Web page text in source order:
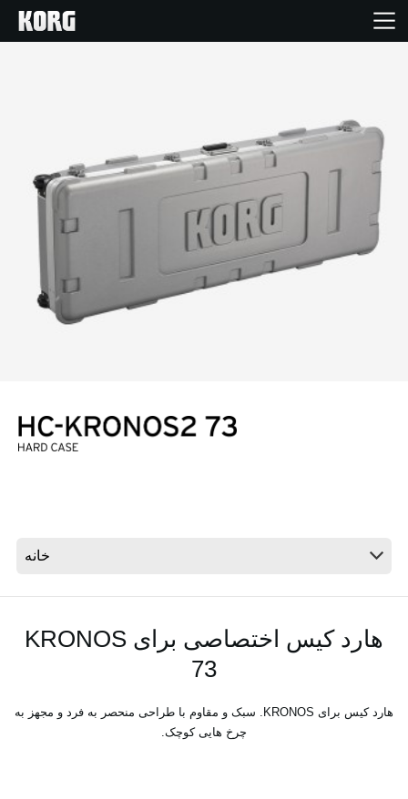
محصولات
رویدادها
درباره ی KORG
هارد کیس اختصاصی برای KRONOS
73
هارد کیس برای KRONOS. سبک و مقاوم با طراحی منحصر به فرد و مجهز به
چرخ هایی کوچک.